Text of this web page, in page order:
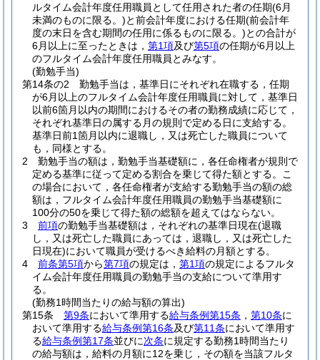
ルタイム会計年度任用職員として任用された者の任期(6月
未満のものに限る。)と前会計年度における任期(前会計年
度の末日を含む期間の任用に係るものに限る。)との合計が
6月以上に至ったときは， 第1項及び第5項の任期が6月以上
のフルタイム会計年度任用職員とみなす。
(勤勉手当)
第14条の2
勤勉手当は，基準日にそれぞれ在職する，任期
が6月以上のフルタイム会計年度任用職員に対して，基準日
以前6箇月以内の期間におけるその者の勤務成績に応じて，
それぞれ基準日の属する月の規則で定める日に支給する。
基準日前1箇月以内に退職し，又は死亡した職員について
も，同様とする。
2
勤勉手当の額は，勤勉手当基礎額に，各任命権者が規則で
定める基準に従って定める割合を乗じて得た額とする。
こ
の場合において，各任命権者が支給する勤勉手当の額の総
額は，フルタイム会計年度任用職員の勤勉手当基礎額に
100分の50を乗じて得た額の総額を超えてはならない。
3
前項の勤勉手当基礎額は，それぞれの基準日現在(退職
し，又は死亡した職員にあっては，退職し，又は死亡した
日現在)において職員が受けるべき給料の月額とする。
4
前条第5項から第7項の規定は， 第1項の規定によるフルタ
イム会計年度任用職員の勤勉手当の支給について準用す
る。
(勤務1時間当たりの給与額の算出)
第15条
第9条において準用する給与条例第15条 ， 第10条に
おいて準用する給与条例第16条及び第11条において準用す
る給与条例第17条並びに次条に規定する勤務1時間当たり
の給与額は，給料の月額に12を乗じ，その額を当該フルタ